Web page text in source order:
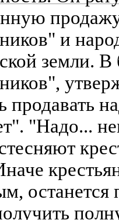
и
земли.
продавать
"Надо...